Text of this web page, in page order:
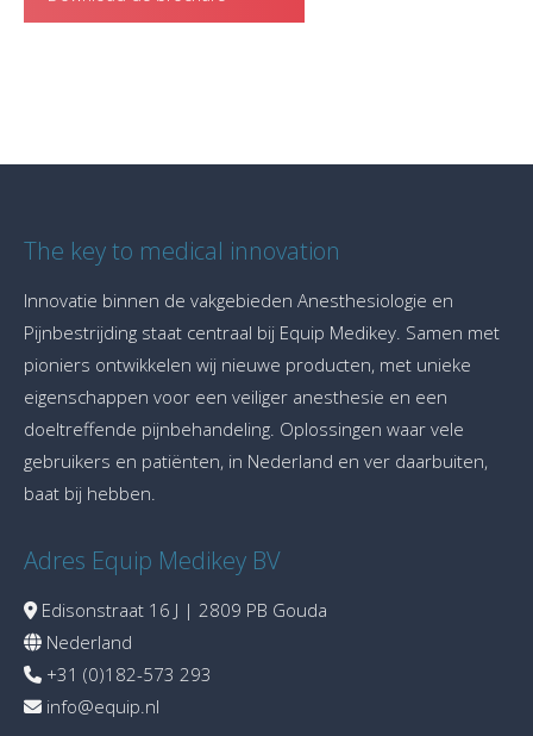
The key to medical innovation
Innovatie binnen de vakgebieden Anesthesiologie en
Pijnbestrijding staat centraal bij Equip Medikey. Samen met
pioniers ontwikkelen wij nieuwe producten, met unieke
eigenschappen voor een veiliger anesthesie en een
doeltreffende pijnbehandeling. Oplossingen waar vele
gebruikers en patiënten, in Nederland en ver daarbuiten,
baat bij hebben.
Adres Equip Medikey BV
Edisonstraat 16 J | 2809 PB Gouda
Nederland
+31 (0)182-573 293
info@equip.nl